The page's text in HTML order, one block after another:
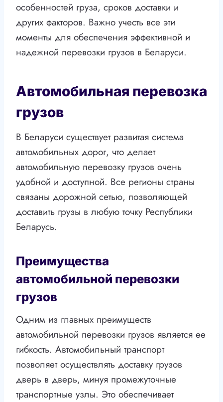
особенностей груза, сроков доставки и
других факторов. Важно учесть все эти
моменты для обеспечения эффективной и
надежной перевозки грузов в Беларуси.
Автомобильная перевозка
грузов
В Беларуси существует развитая система
автомобильных дорог, что делает
автомобильную перевозку грузов очень
удобной и доступной. Все регионы страны
связаны дорожной сетью, позволяющей
доставить грузы в любую точку Республики
Беларусь.
Преимущества
автомобильной перевозки
грузов
Одним из главных преимуществ
автомобильной перевозки грузов является ее
гибкость. Автомобильный транспорт
позволяет осуществлять доставку грузов
дверь в дверь, минуя промежуточные
транспортные узлы. Это обеспечивает